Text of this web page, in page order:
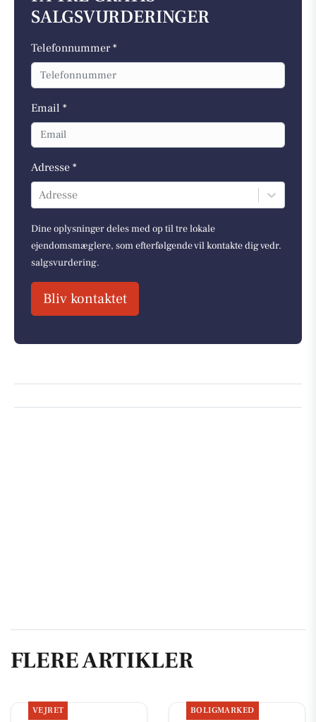
SALGSVURDERINGER
Telefonnummer *
Email *
Adresse *
Adresse
Dine oplysninger deles med op til tre lokale
ejendomsmæglere, som efterfølgende vil kontakte dig vedr.
salgsvurdering.
Bliv kontaktet
FLERE ARTIKLER
VEJRET BOLIGMARKED